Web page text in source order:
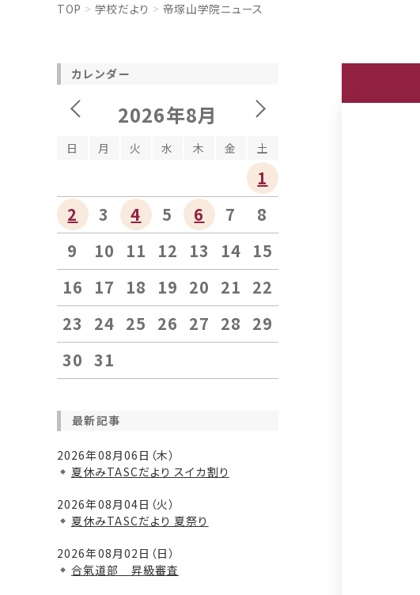
TOP 学校だより 帝塚山学院ニュース
カレンダー
2026年8月
日 月 火 水 木 金 土
1
2
3 4 5 6 7
8
9
10 11 12 13 14 15
16
17 18 19 20 21 22
23
24 25 26 27 28 29
30 31
最新記事
2026年08月06日（木）
夏休みTASCだより スイカ割り
2026年08月04日（火）
夏休みTASCだより 夏祭り
2026年08月02日（日）
合氣道部 昇級審査